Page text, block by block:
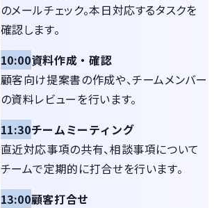
のメールチェック。本日対応するタスクを
確認します。
10:00資料作成・確認
顧客向け提案書の作成や、チームメンバー
の資料レビューを行います。
11:30チームミーティング
直近対応事項の共有、相談事項について
チームで定期的に打合せを行います。
13:00顧客打合せ